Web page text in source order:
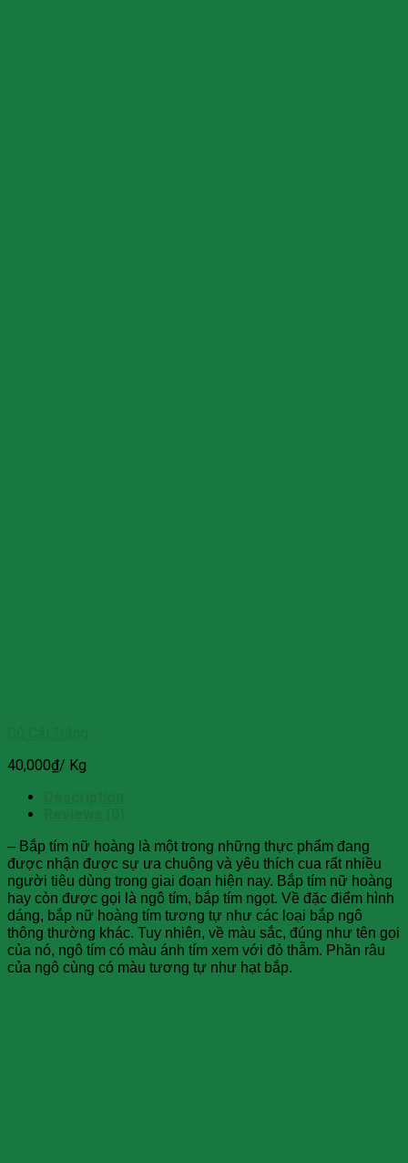
40,000₫/ Kg
– Bắp tím nữ hoàng là một trong những thực phẩm đang
được nhận được sự ưa chuộng và yêu thích cua rất nhiều
người tiêu dùng trong giai đoạn hiện nay. Bắp tím nữ hoàng
hay còn được gọi là ngô tím, bắp tím ngọt. Về đặc điểm hình
dáng, bắp nữ hoàng tím tương tự như các loại bắp ngô
thông thường khác. Tuy nhiên, về màu sắc, đúng như tên gọi
của nó, ngô tím có màu ánh tím xem với đỏ thẫm. Phần râu
của ngô cùng có màu tương tự như hạt bắp.